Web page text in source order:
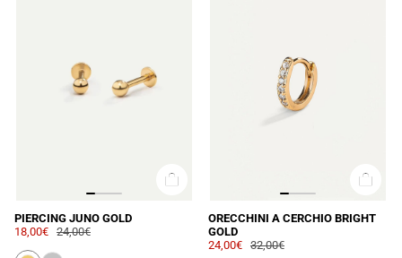
PIERCING JUNO GOLD
18,00€ 24,00€
ORECCHINI A CERCHIO BRIGHT
GOLD
24,00€ 32,00€